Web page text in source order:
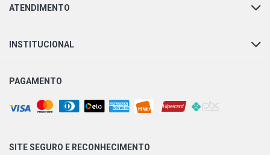
ATENDIMENTO
INSTITUCIONAL
PAGAMENTO
SITE SEGURO E RECONHECIMENTO